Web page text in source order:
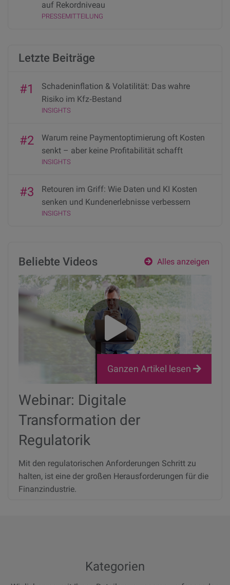
auf Rekordniveau
PRESSEMITTEILUNG
Letzte Beiträge
#1
Schadeninflation & Volatilität: Das wahre
Risiko im Kfz‑Bestand
INSIGHTS
#2
Warum reine Paymentoptimierung oft Kosten
senkt – aber keine Profitabilität schafft
INSIGHTS
#3
Retouren im Griff: Wie Daten und KI Kosten
senken und Kundenerlebnisse verbessern
INSIGHTS
Beliebte Videos Alles anzeigen
Ganzen Artikel lesen
Webinar: Digitale
Transformation der
Regulatorik
Mit den regulatorischen Anforderungen Schritt zu
halten, ist eine der großen Herausforderungen für die
Finanzindustrie.
Kategorien